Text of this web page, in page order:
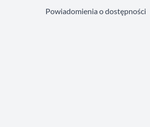
Powiadomienia o dostępności